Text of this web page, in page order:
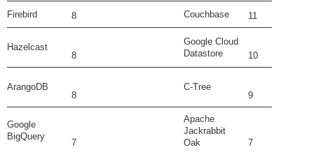
Firebird 8 Couchbase 11
Hazelcast
8
Google Cloud
Datastore
10
ArangoDB
8
C-Tree
9
Google
BigQuery
7
Apache
Jackrabbit
Oak
7